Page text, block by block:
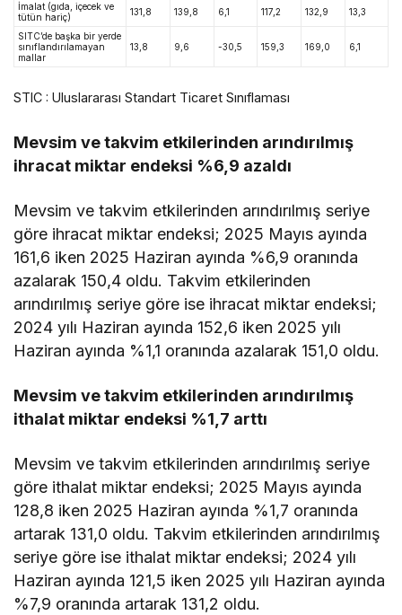
İmalat (gıda, içecek ve
tütün hariç)
131,8 139,8 6,1 117,2 132,9 13,3
SITC’de başka bir yerde
sınıflandırılamayan
mallar
13,8 9,6 -30,5 159,3 169,0 6,1
STIC : Uluslararası Standart Ticaret Sınıflaması
Mevsim ve takvim etkilerinden arındırılmış
ihracat miktar endeksi %6,9 azaldı
Mevsim ve takvim etkilerinden arındırılmış seriye
göre ihracat miktar endeksi; 2025 Mayıs ayında
161,6 iken 2025 Haziran ayında %6,9 oranında
azalarak 150,4 oldu. Takvim etkilerinden
arındırılmış seriye göre ise ihracat miktar endeksi;
2024 yılı Haziran ayında 152,6 iken 2025 yılı
Haziran ayında %1,1 oranında azalarak 151,0 oldu.
Mevsim ve takvim etkilerinden arındırılmış
ithalat miktar endeksi %1,7 arttı
Mevsim ve takvim etkilerinden arındırılmış seriye
göre ithalat miktar endeksi; 2025 Mayıs ayında
128,8 iken 2025 Haziran ayında %1,7 oranında
artarak 131,0 oldu. Takvim etkilerinden arındırılmış
seriye göre ise ithalat miktar endeksi; 2024 yılı
Haziran ayında 121,5 iken 2025 yılı Haziran ayında
%7,9 oranında artarak 131,2 oldu.